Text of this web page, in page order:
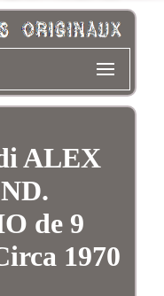
ALEX
de 9
1970